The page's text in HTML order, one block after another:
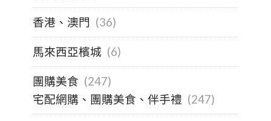
香港、澳門 (36)
馬來西亞檳城 (6)
團購美食 (247)
宅配網購、團購美食、伴手禮 (247)